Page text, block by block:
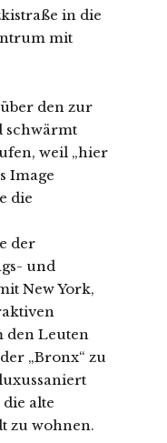
in die
mit
den zur
schwärmt
weil „hier
Image
die
der
und
New York,
den Leuten
„Bronx“ zu
alte
zu wohnen.